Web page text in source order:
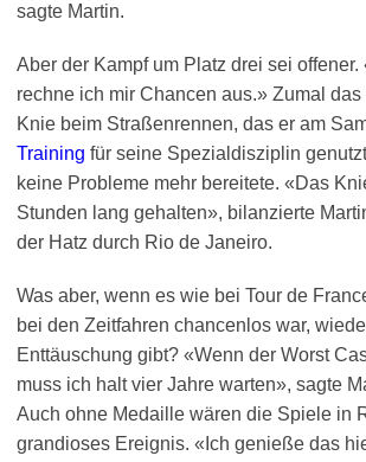
sagte Martin.
Aber der Kampf um Platz drei sei offener.
rechne ich mir Chancen aus.» Zumal
Knie beim Straßenrennen, das er am
Training für seine Spezialdisziplin
keine Probleme mehr bereitete. «Das
Stunden lang gehalten», bilanzierte
der Hatz durch Rio de Janeiro.
Was aber, wenn es wie bei Tour de
bei den Zeitfahren chancenlos war,
Enttäuschung gibt? «Wenn der Worst
muss ich halt vier Jahre warten», sagte
Auch ohne Medaille wären die Spiele in
grandioses Ereignis. «Ich genieße das